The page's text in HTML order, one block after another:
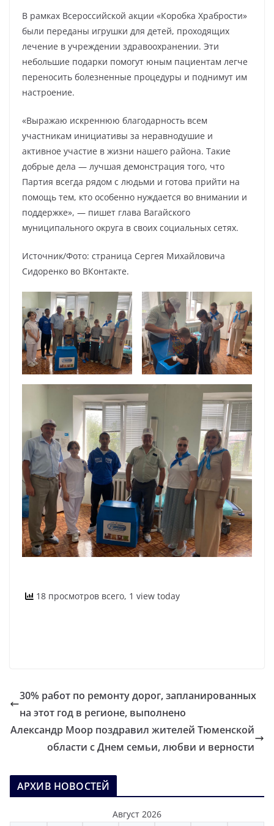
В рамках Всероссийской акции «Коробка Храбрости»
были переданы игрушки для детей, проходящих
лечение в учреждении здравоохранении. Эти
небольшие подарки помогут юным пациентам легче
переносить болезненные процедуры и поднимут им
настроение.
«Выражаю искреннюю благодарность всем
участникам инициативы за неравнодушие и
активное участие в жизни нашего района. Такие
добрые дела — лучшая демонстрация того, что
Партия всегда рядом с людьми и готова прийти на
помощь тем, кто особенно нуждается во внимании и
поддержке», — пишет глава Вагайского
муниципального округа в своих социальных сетях.
Источник/Фото: страница Сергея Михайловича
Сидоренко во ВКонтакте.
18 просмотров всего, 1 view today
30% работ по ремонту дорог, запланированных
на этот год в регионе, выполнено
Александр Моор поздравил жителей Тюменской
области с Днем семьи, любви и верности
АРХИВ НОВОСТЕЙ
Август 2026